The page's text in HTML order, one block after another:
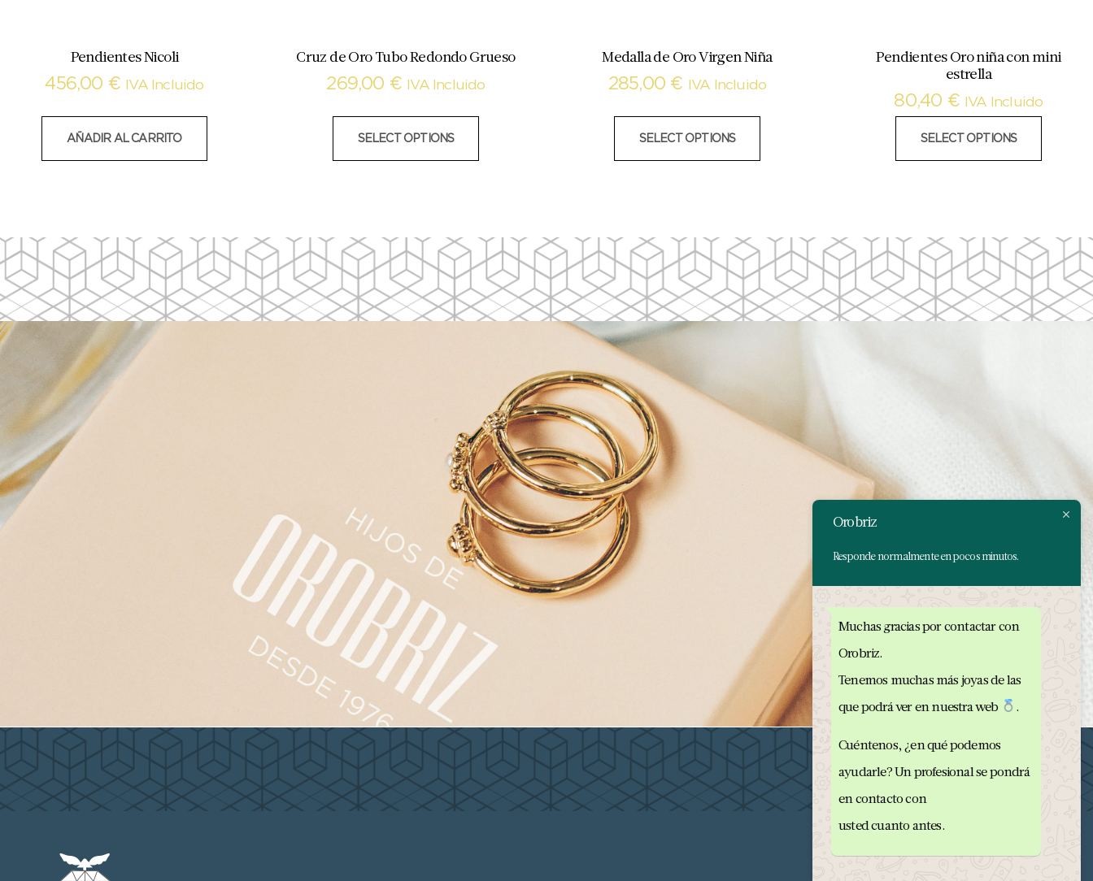
Pendientes Nicoli
456,00 € IVA Incluido
AÑADIR AL CARRITO
Cruz de Oro Tubo Redondo Grueso
269,00 € IVA Incluido
SELECT OPTIONS
Medalla de Oro Virgen Niña
285,00 € IVA Incluido
SELECT OPTIONS
Pendientes Oro niña con mini
estrella
80,40 € IVA Incluido
SELECT OPTIONS
Orobriz
Responde normalmente en pocos minutos.
Muchas gracias por contactar con
Orobriz.
Tenemos muchas más joyas de las
que podrá ver en nuestra web
.
Cuéntenos, ¿en qué podemos
ayudarle? Un profesional se pondrá
en contacto con
usted cuanto antes.